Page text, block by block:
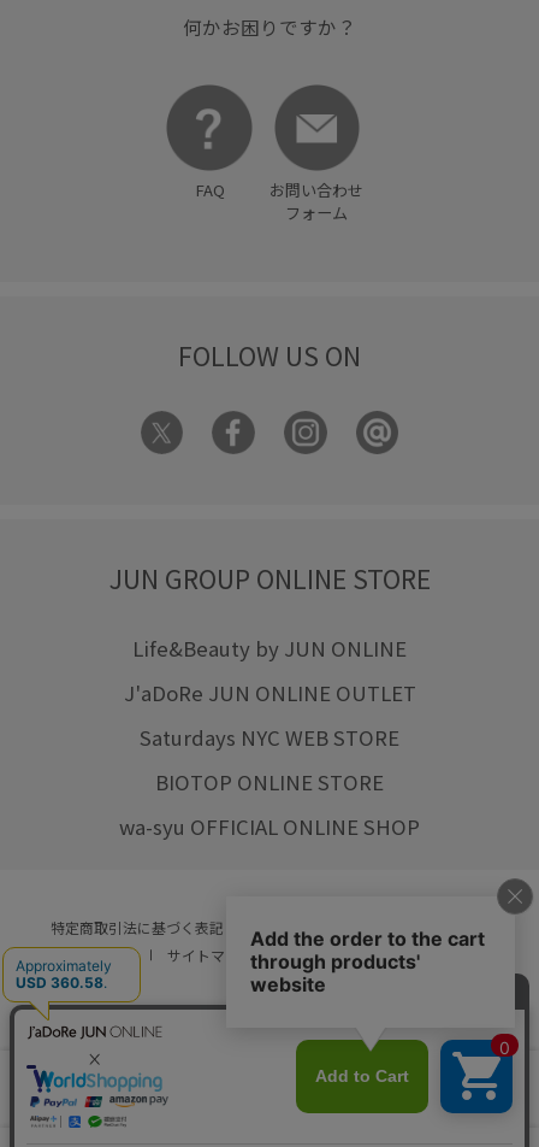
何かお困りですか？
FAQ
お問い合わせ
フォーム
FOLLOW US ON
JUN GROUP ONLINE STORE
Life&Beauty by JUN ONLINE
J'aDoRe JUN ONLINE OUTLET
Saturdays NYC WEB STORE
BIOTOP ONLINE STORE
wa-syu OFFICIAL ONLINE SHOP
特定商取引法に基づく表記 プライバシーポリシー
ご利用規約
サイトマップ リクルート ご利用ガイド
© JUN CO.,LTD. ALL RIGHTS RESERVED.
店舗在庫
をみる
カートに入れる